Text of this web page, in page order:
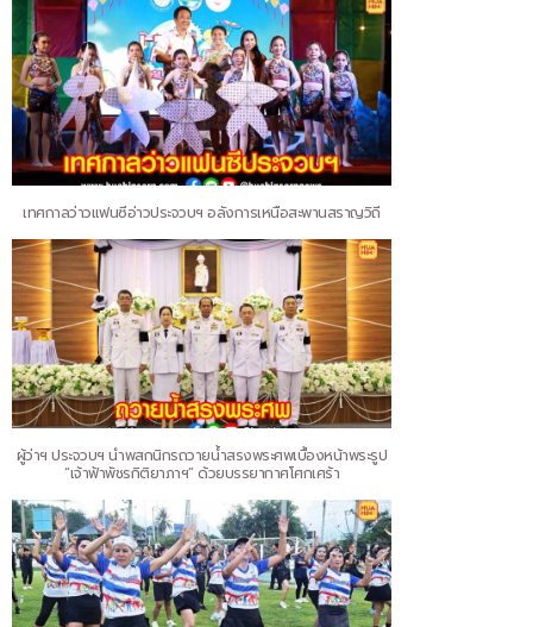
เทศกาลว่าวแฟนซีอ่าวประจวบฯ อลังการเหนือสะพานสราญวิถี
ผู้ว่าฯ ประจวบฯ นำพสกนิกรถวายน้ำสรงพระศพเบื้องหน้าพระรูป
“เจ้าฟ้าพัชรกิติยาภาฯ” ด้วยบรรยากาศโศกเศร้า